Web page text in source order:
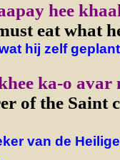
hee
eat what
hij zelf
ka-o avar
of the Saint
van de